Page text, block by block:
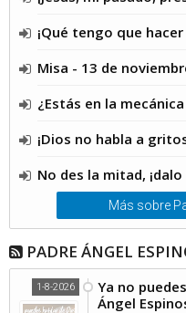
¡Qué tengo que
Misa - 13 de
¿Estás en la
¡Dios no habla a
No des la mitad,
Más sobre
PADRE ÁNGEL
Ya no
Ángel
1-8-2026